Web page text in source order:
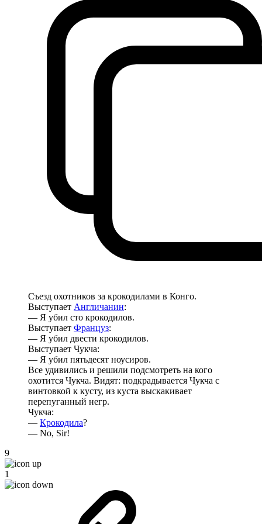
Съезд охотников за крокодилами в Конго.
Выступает Англичанин:
— Я убил сто крокодилов.
Выступает Француз:
— Я убил двести крокодилов.
Выступает Чукча:
— Я убил пятьдесят ноусиров.
Все удивились и решили подсмотреть на кого
охотится Чукча. Видят: подкрадывается Чукча с
винтовкой к кусту, из куста выскакивает
перепуганный негр.
Чукча:
— Крокодила?
— No, Sir!
9
1